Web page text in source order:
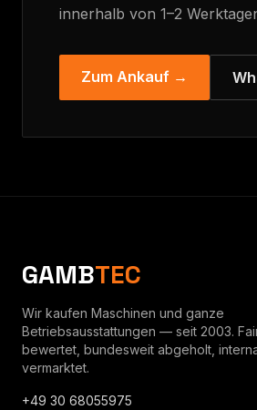
innerhalb von 1–2
Zum Ankauf →
GAMBTEC
Wir kaufen Maschinen und ganze
Betriebsausstattungen — seit 2003.
bewertet, bundesweit abgeholt,
vermarktet.
+49 30 68055975